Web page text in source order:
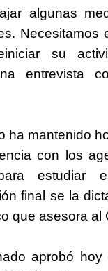
algunas
Necesitamos
su
entrevista
ha mantenido
con los
estudiar
final se la
que asesora al
aprobó hoy